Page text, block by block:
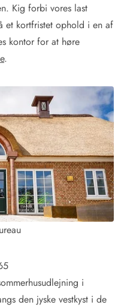
Kig forbi vores last
et kortfristet ophold i en af
kontor for at høre
.
i
den jyske vestkyst i de